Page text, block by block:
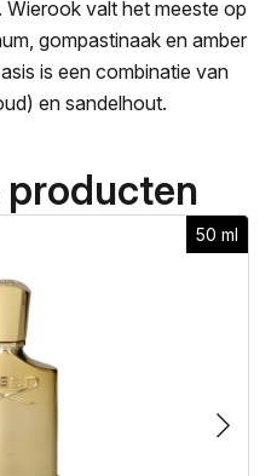
valt het meeste op
gompastinaak en amber
is een combinatie van
en sandelhout.
producten
50 ml